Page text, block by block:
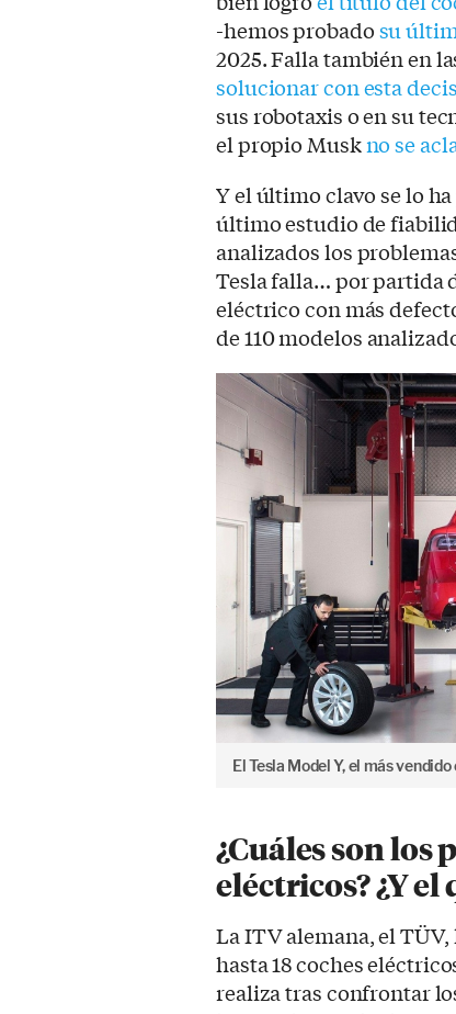
-hemos probadosu
2025. Falla también en
solucionar con esta
sus robotaxis o en su
el propio Muskno se
Y el último clavo se lo
último estudio de
analizados los
Tesla falla… por partida
eléctrico con más
de 110 modelos
El Tesla Model Y, el más
¿Cuáles son los
eléctricos? ¿Y
La ITV alemana, el
hasta 18 coches
realiza tras confrontar